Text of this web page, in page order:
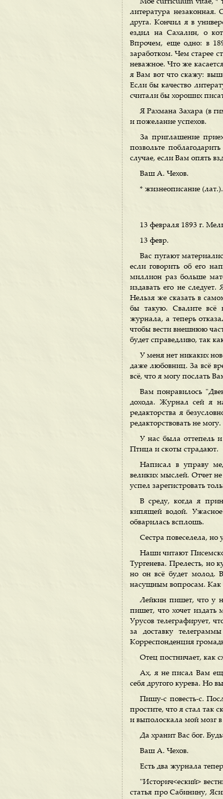
Мое curriculum vitae, *
литература незаконная.
друга. Кончил я в
ездил на Сахалин, о
Впрочем, еще одно: в
заработком. Чем старее
неважное. Что же
я Вам вот что скажу:
Если бы качество
считали бы хороших
Я Рахмана Захара (в
и пожелание успехов.
За приглашение
позвольте
случае, если Вам опять
Ваш А. Чехов.
* жизнеописание (лат.).
13 февраля 1893 г.
13 февр.
Вас пугают
если говорить об его
миллион раз больше
издавать его не
Нельзя же сказать в
бы такую. Свалите всё
журнала, а теперь
чтобы вести внешнюю
будет справедливо, так
У меня нет никаких
даже любовниц. За всё
всё, что я могу послать
Вам понравилось
дохода. Журнал сей я
редакторства я
редакторствовать не
У нас была оттепель
Птица и скоты страдают.
Написал в управу
великих мыслей. Отчет
успел зарегистровать
В среду, когда я
кипящей водой.
обварилась всплошь.
Сестра повеселела,
Наши читают
Тургенева. Прелесть, но
но он всё будет молод.
насущным вопросам. Как
Лейкин пишет, что у
пишет, что хочет издать
Урусов телеграфирует,
за доставку
Корреспонденция
Отец постничает, как
Ах, я не писал Вам
себя другого курева. Но
Пишу-с повесть-с.
простите, что я стал так
и выполоскала мой мозг
Да хранит Вас бог.
Ваш А. Чехов.
Есть два журнала
"Историч<еский>
статья про Сабинину,